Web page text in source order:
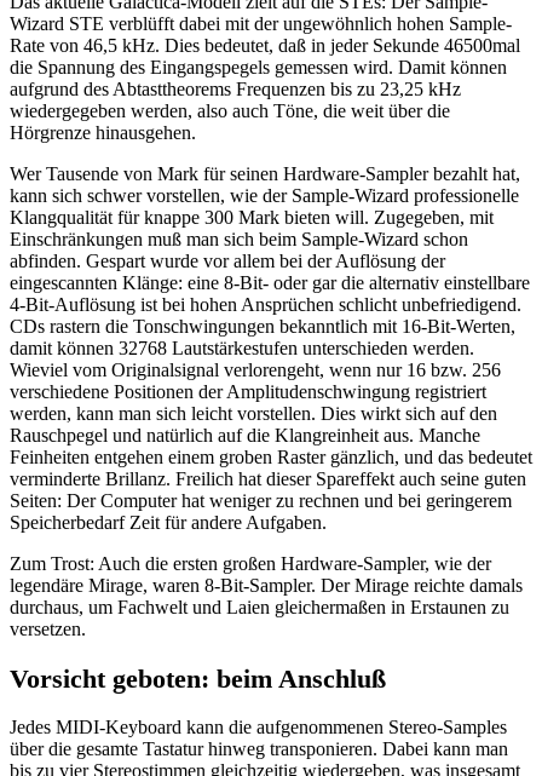
Wizard STE verblüfft dabei mit der ungewöhnlich hohen Sample-
Rate von 46,5 kHz. Dies bedeutet, daß in jeder Sekunde 46500mal
die Spannung des Eingangspegels gemessen wird. Damit können
aufgrund des Abtasttheorems Frequenzen bis zu 23,25 kHz
wiedergegeben werden, also auch Töne, die weit über die
Hörgrenze hinausgehen.
Wer Tausende von Mark für seinen Hardware-Sampler bezahlt hat,
kann sich schwer vorstellen, wie der Sample-Wizard professionelle
Klangqualität für knappe 300 Mark bieten will. Zugegeben, mit
Einschränkungen muß man sich beim Sample-Wizard schon
abfinden. Gespart wurde vor allem bei der Auflösung der
eingescannten Klänge: eine 8-Bit- oder gar die alternativ einstellbare
4-Bit-Auflösung ist bei hohen Ansprüchen schlicht unbefriedigend.
CDs rastern die Tonschwingungen bekanntlich mit 16-Bit-Werten,
damit können 32768 Lautstärkestufen unterschieden werden.
Wieviel vom Originalsignal verlorengeht, wenn nur 16 bzw. 256
verschiedene Positionen der Amplitudenschwingung registriert
werden, kann man sich leicht vorstellen. Dies wirkt sich auf den
Rauschpegel und natürlich auf die Klangreinheit aus. Manche
Feinheiten entgehen einem groben Raster gänzlich, und das bedeutet
verminderte Brillanz. Freilich hat dieser Spareffekt auch seine guten
Seiten: Der Computer hat weniger zu rechnen und bei geringerem
Speicherbedarf Zeit für andere Aufgaben.
Zum Trost: Auch die ersten großen Hardware-Sampler, wie der
legendäre Mirage, waren 8-Bit-Sampler. Der Mirage reichte damals
durchaus, um Fachwelt und Laien gleichermaßen in Erstaunen zu
versetzen.
Vorsicht geboten: beim Anschluß
Jedes MIDI-Keyboard kann die aufgenommenen Stereo-Samples
über die gesamte Tastatur hinweg transponieren. Dabei kann man
bis zu vier Stereostimmen gleichzeitig wiedergeben, was insgesamt